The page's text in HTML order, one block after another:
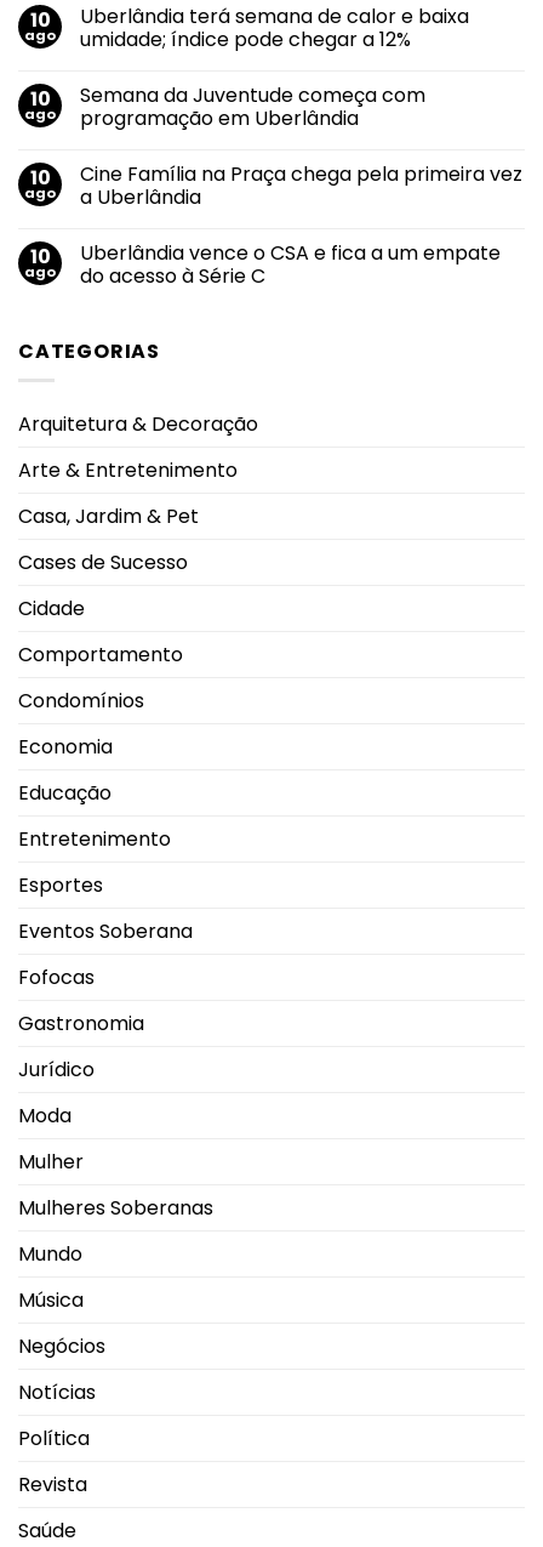
em
Por
que
administradora
de
condomínios
erros
e
conflitos
10
ago
Uberlândia terá semana de calor e baixa
umidade; índice pode chegar a 12%
em
Uberlândia
terá
calor
e
baixa
pode
chegar
a
10
ago
Semana da Juventude começa com
programação em Uberlândia
em
Semana
da
com
programação
em
10
ago
Cine Família na Praça chega pela primeira vez
a Uberlândia
em
Cine
Família
pela
primeira
10
ago
Uberlândia vence o CSA e fica a um empate
do acesso à Série C
Uberlândia
vence
fica
empate
acesso
à
CATEGORIAS
Arquitetura & Decoração
Arte & Entretenimento
Casa, Jardim & Pet
Cases de Sucesso
Cidade
Comportamento
Condomínios
Economia
Educação
Entretenimento
Esportes
Eventos Soberana
Fofocas
Gastronomia
Jurídico
Moda
Mulher
Mulheres Soberanas
Mundo
Música
Negócios
Notícias
Política
Revista
Saúde